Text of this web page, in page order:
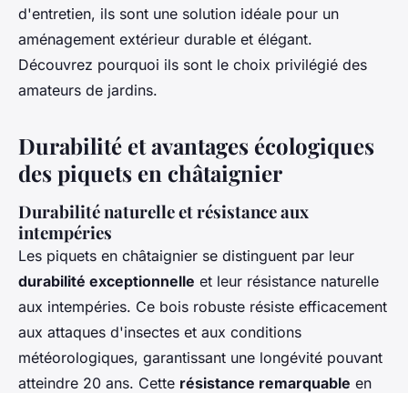
d'entretien, ils sont une solution idéale pour un
aménagement extérieur durable et élégant.
Découvrez pourquoi ils sont le choix privilégié des
amateurs de jardins.
Durabilité et avantages écologiques
des piquets en châtaignier
Durabilité naturelle et résistance aux
intempéries
Les piquets en châtaignier se distinguent par leur
durabilité exceptionnelle et leur résistance naturelle
aux intempéries. Ce bois robuste résiste efficacement
aux attaques d'insectes et aux conditions
météorologiques, garantissant une longévité pouvant
atteindre 20 ans. Cette résistance remarquable en